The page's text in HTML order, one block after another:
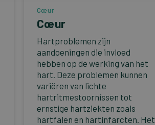
Cœur
Cœur
Hartproblemen zijn
aandoeningen die invloed
hebben op de werking van het
hart. Deze problemen kunnen
variëren van lichte
hartritmestoornissen tot
ernstige hartziekten zoals
hartfalen en hartinfarcten. Het